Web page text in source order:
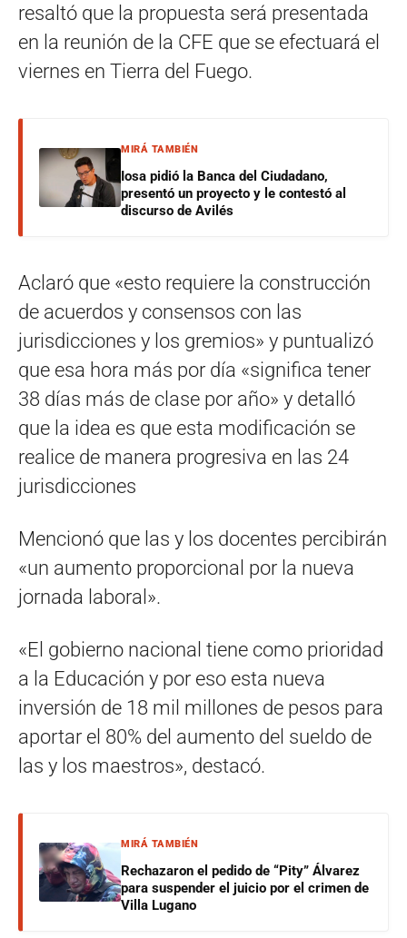
resaltó que la propuesta será presentada
en la reunión de la CFE que se efectuará el
viernes en Tierra del Fuego.
MIRÁ TAMBIÉN
Iosa pidió la Banca del Ciudadano,
presentó un proyecto y le contestó al
discurso de Avilés
Aclaró que «esto requiere la construcción
de acuerdos y consensos con las
jurisdicciones y los gremios» y puntualizó
que esa hora más por día «significa tener
38 días más de clase por año» y detalló
que la idea es que esta modificación se
realice de manera progresiva en las 24
jurisdicciones
Mencionó que las y los docentes percibirán
«un aumento proporcional por la nueva
jornada laboral».
«El gobierno nacional tiene como prioridad
a la Educación y por eso esta nueva
inversión de 18 mil millones de pesos para
aportar el 80% del aumento del sueldo de
las y los maestros», destacó.
MIRÁ TAMBIÉN
Rechazaron el pedido de “Pity” Álvarez
para suspender el juicio por el crimen de
Villa Lugano